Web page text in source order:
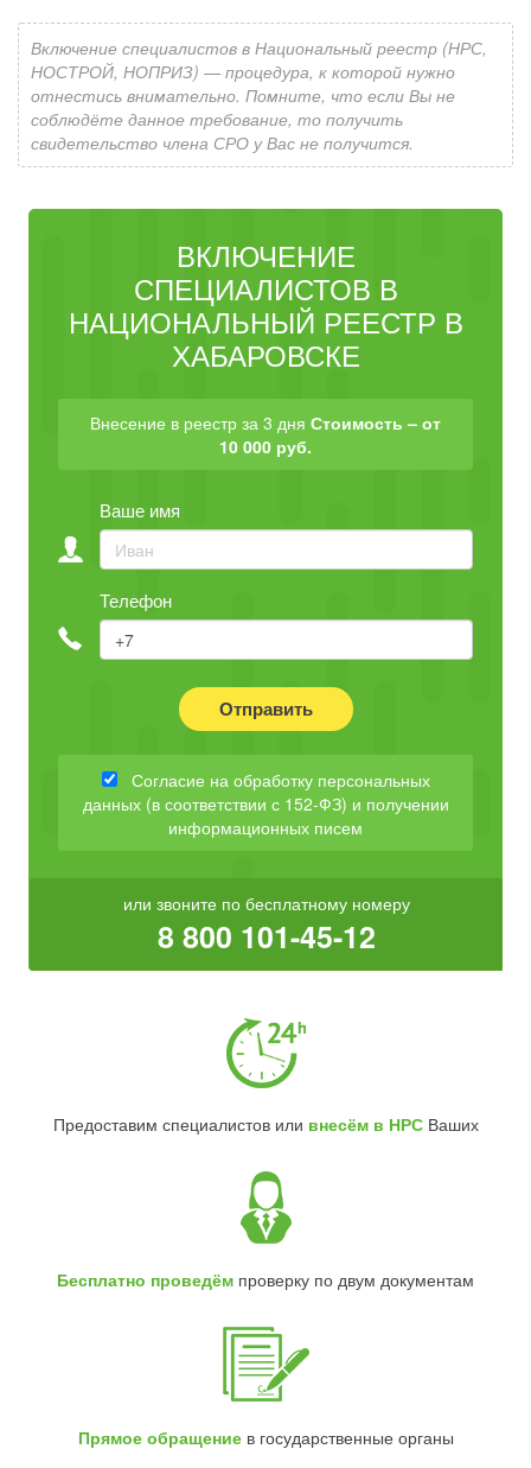
Включение специалистов в Национальный реестр (НРС,
НОСТРОЙ, НОПРИЗ) — процедура, к которой нужно
отнестись внимательно. Помните, что если Вы не
соблюдёте данное требование, то получить
свидетельство члена СРО у Вас не получится.
ВКЛЮЧЕНИЕ
СПЕЦИАЛИСТОВ В
НАЦИОНАЛЬНЫЙ РЕЕСТР В
ХАБАРОВСКЕ
Внесение в реестр за 3 дня Стоимость – от
10 000 руб.
Ваше имя
Телефон
Отправить
Согласие на обработку персональных
данных (в соответствии с 152-ФЗ) и получении
информационных писем
или звоните по бесплатному номеру
8 800 101-45-12
Предоставим специалистов или внесём в НРСВаших
Бесплатно проведём проверку по двум документам
Прямое обращениев государственные органы